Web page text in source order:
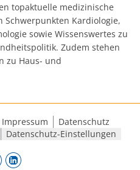
topaktuelle medizinische
Kardiologie,
sowie Wissenswertes zu
Zudem stehen
zu Haus- und
Impressum
Datenschutz
Datenschutz-Einstellungen